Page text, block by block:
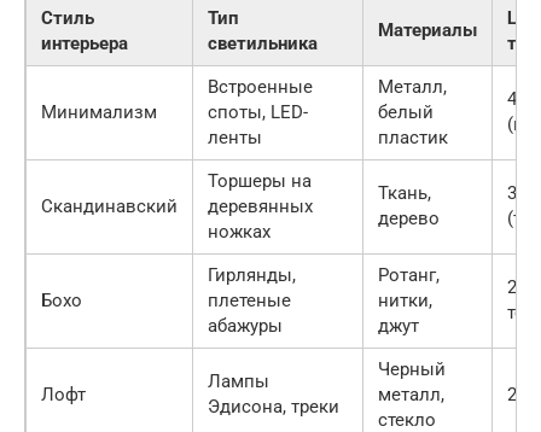
Стиль
интерьера
Тип
светильника
Материалы
Минимализм
Встроенные
споты, LED-
ленты
Металл,
белый
пластик
Скандинавский
Торшеры на
деревянных
ножках
Ткань,
дерево
Бохо
Гирлянды,
плетеные
абажуры
Ротанг,
нитки,
джут
Лофт
Лампы
Эдисона, треки
Черный
металл,
стекло